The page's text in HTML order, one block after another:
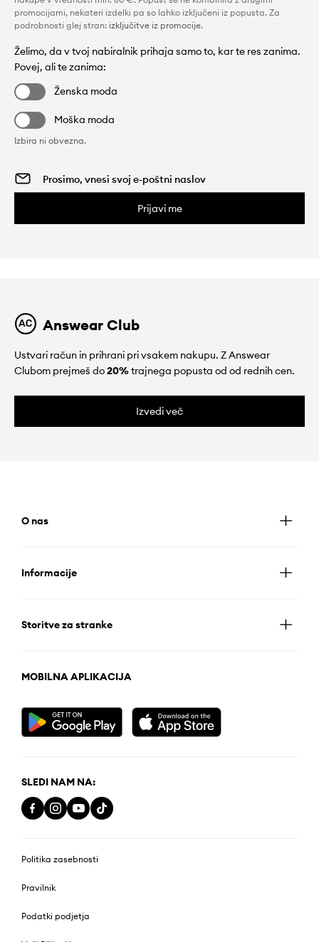
promocijami, nekateri izdelki pa so lahko izključeni iz popusta. Za
podrobnosti glej stran: izključitve iz promocije.
Želimo, da v tvoj nabiralnik prihaja samo to, kar te res zanima.
Povej, ali te zanima:
Ženska moda
Moška moda
Izbira ni obvezna.
Prijavi me
Answear Club
Ustvari račun in prihrani pri vsakem nakupu. Z Answear
Clubom prejmeš do20%trajnega popusta od od rednih cen.
Izvedi več
O nas
Informacije
Storitve za stranke
MOBILNA APLIKACIJA
SLEDI NAM NA:
Politika zasebnosti
Pravilnik
Podatki podjetja